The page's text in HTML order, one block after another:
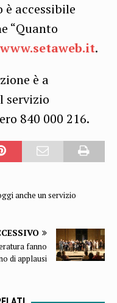
accessibile
“Quanto
www.setaweb.it.
è a
servizio
840 000 216.
anche un servizio
fanno
di applausi